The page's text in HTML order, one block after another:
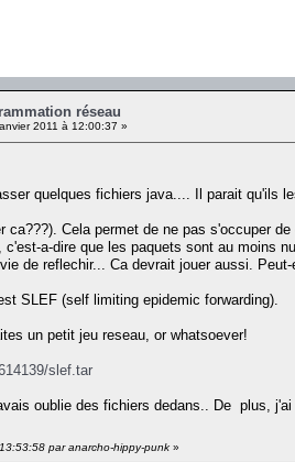
réseau
2011 à 12:00:37 »
quelques fichiers java.... Il parait qu'ils
ca???). Cela permet de ne pas s'occuper
a-dire que les paquets sont au moins
de reflechir... Ca devrait jouer aussi.
SLEF (self limiting epidemic forwarding).
un petit jeu reseau, or whatsoever!
slef.tar
oublie des fichiers dedans.. De plus,
par anarcho-hippy-punk »